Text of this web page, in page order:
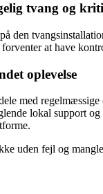
tvang og
den
at have
oplevelse
med
lokal support
uden fejl og